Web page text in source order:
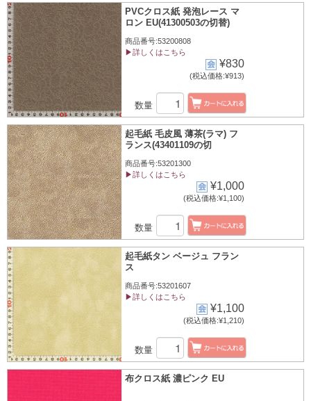
PVCクロス紙 発泡レース マ
ロン EU(41300503の切替)
商品番号:53200808
▶詳しくはこちら
¥830
(税込価格:¥913)
数量
起毛紙 毛皮風 薄茶(ラマ) フ
ランス(43401109の切
商品番号:53201300
▶詳しくはこちら
¥1,000
(税込価格:¥1,100)
数量
起毛紙タン ベージュ フラン
ス
商品番号:53201607
▶詳しくはこちら
¥1,100
(税込価格:¥1,210)
数量
布クロス紙 濃ピンク EU